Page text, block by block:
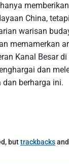
China,
warisan
memamerkan
Kanal Besar
dan
dan berharga ini.
buttrackbacks